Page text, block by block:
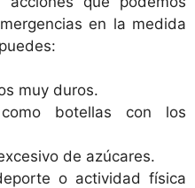
en la medida
muy duros.
botellas con los
de azúcares.
o actividad física